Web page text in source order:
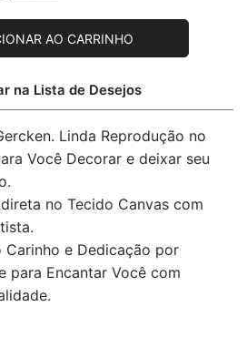
AO CARRINHO
na Lista de Desejos
Linda Reprodução no
Você Decorar e deixar seu
no Tecido Canvas com
e Dedicação por
para Encantar Você com